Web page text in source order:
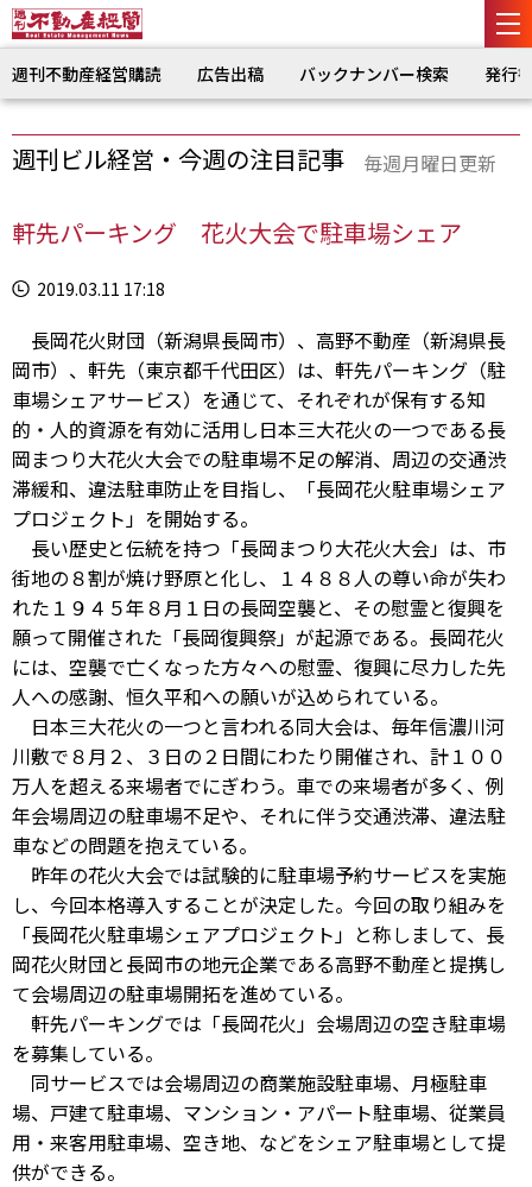
週刊不動産経営購読 広告出稿 バックナンバー検索 発行
週刊ビル経営・今週の注目記事 毎週月曜日更新
軒先パーキング 花火大会で駐車場シェア
2019.03.11 17:18
長岡花火財団（新潟県長岡市）、高野不動産（新潟県長
岡市）、軒先（東京都千代田区）は、軒先パーキング（駐
車場シェアサービス）を通じて、それぞれが保有する知
的・人的資源を有効に活用し日本三大花火の一つである長
岡まつり大花火大会での駐車場不足の解消、周辺の交通渋
滞緩和、違法駐車防止を目指し、「長岡花火駐車場シェア
プロジェクト」を開始する。
長い歴史と伝統を持つ「長岡まつり大花火大会」は、市
街地の８割が焼け野原と化し、１４８８人の尊い命が失わ
れた１９４５年８月１日の長岡空襲と、その慰霊と復興を
願って開催された「長岡復興祭」が起源である。長岡花火
には、空襲で亡くなった方々への慰霊、復興に尽力した先
人への感謝、恒久平和への願いが込められている。
日本三大花火の一つと言われる同大会は、毎年信濃川河
川敷で８月２、３日の２日間にわたり開催され、計１００
万人を超える来場者でにぎわう。車での来場者が多く、例
年会場周辺の駐車場不足や、それに伴う交通渋滞、違法駐
車などの問題を抱えている。
昨年の花火大会では試験的に駐車場予約サービスを実施
し、今回本格導入することが決定した。今回の取り組みを
「長岡花火駐車場シェアプロジェクト」と称しまして、長
岡花火財団と長岡市の地元企業である高野不動産と提携し
て会場周辺の駐車場開拓を進めている。
軒先パーキングでは「長岡花火」会場周辺の空き駐車場
を募集している。
同サービスでは会場周辺の商業施設駐車場、月極駐車
場、戸建て駐車場、マンション・アパート駐車場、従業員
用・来客用駐車場、空き地、などをシェア駐車場として提
供ができる。